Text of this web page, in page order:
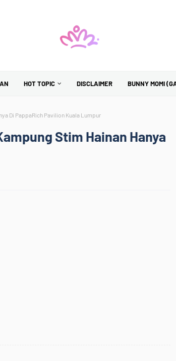
HOT TOPIC DISCLAIMER BUNNY MOMI
Di PappaRich Pavilion Kuala Lumpur
Stim Hainan Hanya